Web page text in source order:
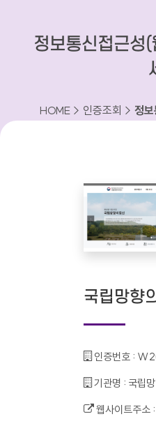
정보통신접근성
HOME > 인증조회 > 정
국립망향
인증번호 :
기관명 : 국립
웹사이트주소 :